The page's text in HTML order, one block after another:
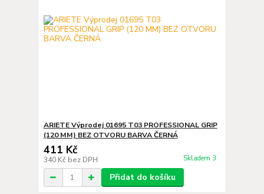
ARIETE Výprodej 01695 T03 PROFESSIONAL GRIP
(120 MM) BEZ OTVORU BARVA ČERNÁ
411 Kč
340 Kč bez DPH Skladem 3
Přidat do košíku